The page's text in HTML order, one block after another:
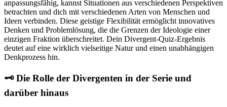
anpassungsfähig, kannst Situationen aus verschiedenen Perspektiven
betrachten und dich mit verschiedenen Arten von Menschen und
Ideen verbinden. Diese geistige Flexibilität ermöglicht innovatives
Denken und Problemlösung, die die Grenzen der Ideologie einer
einzigen Fraktion überschreitet. Dein Divergent-Quiz-Ergebnis
deutet auf eine wirklich vielseitige Natur und einen unabhängigen
Denkprozess hin.
🗝️ Die Rolle der Divergenten in der Serie und
darüber hinaus